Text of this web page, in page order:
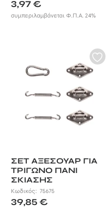
3,97€
συμπεριλαμβάνεται Φ.Π.Α. 24%
ΣΕΤ ΑΞΕΣΟΥΑΡ ΓΙΑ
ΤΡΙΓΩΝΟ ΠΑΝΙ
ΣΚΙΑΣΗΣ
Κωδικός:75675
39,85€